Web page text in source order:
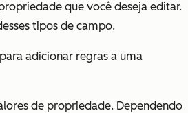
que você deseja editar.
tipos de campo.
para adicionar regras a uma
de propriedade. Dependendo